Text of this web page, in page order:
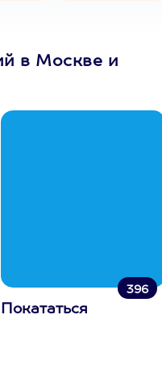
в Москве и
396
Покататься